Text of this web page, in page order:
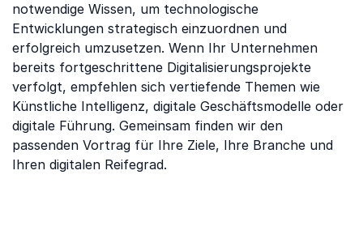
notwendige Wissen, um technologische
Entwicklungen strategisch einzuordnen und
erfolgreich umzusetzen. Wenn Ihr Unternehmen
bereits fortgeschrittene Digitalisierungsprojekte
verfolgt, empfehlen sich vertiefende Themen wie
Künstliche Intelligenz, digitale Geschäftsmodelle oder
digitale Führung. Gemeinsam finden wir den
passenden Vortrag für Ihre Ziele, Ihre Branche und
Ihren digitalen Reifegrad.